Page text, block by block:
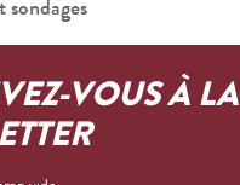
VOUS À LA